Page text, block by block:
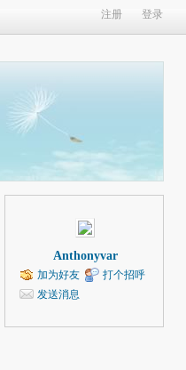
注册 登录
Anthonyvar
加为好友
打个招呼
发送消息